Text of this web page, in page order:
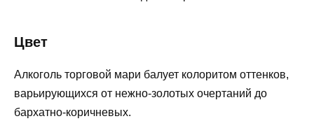
Цвет
Алкоголь торговой мари балует колоритом оттенков,
варьирующихся от нежно-золотых очертаний до
бархатно-коричневых.